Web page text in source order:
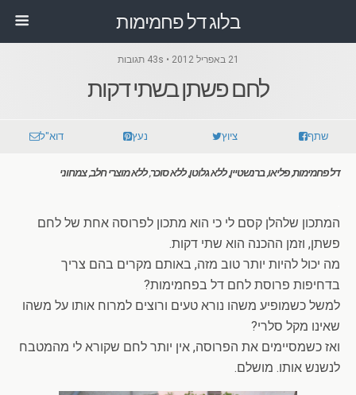
בלוג דל פחמימות
21 באפריל 2012 • 43s תגובות
לחם פשתן בשתי דקות
שתף ציוץ נעץ דוא"ל
דל פחמימות, פליאו, ברנשטיין, ללא גלוטן, ללא סוכר, ללא מוצרי חלב, צמחוני
המתכון שלהלן קסם לי כי הוא מתכון לפרוסה אחת של לחם
פשתן, וזמן ההכנה הוא שתי דקות.
מה יכול להיות יותר טוב מזה, באותם מקרים בהם צריך
בדחיפות פרוסת לחם דל בפחמימות?
למשל כשמופיע משהו נורא טעים ורוצים למרוח אותו על משהו
שאינו מקל סלרי?
ואז כשמסיימים את הפרוסה, אין יותר לחם שקורא לי מהמטבח
לנשנש אותו. מושלם.